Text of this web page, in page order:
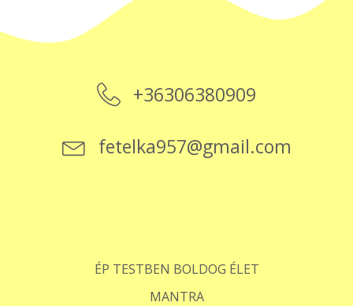
+36306380909
fetelka957@gmail.com
ÉP TESTBEN BOLDOG ÉLET
MANTRA